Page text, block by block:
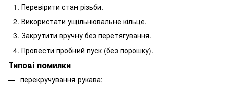
Перевірити стан різьби.
Використати ущільнювальне кільце.
Закрутити вручну без перетягування.
Провести пробний пуск (без порошку).
Типові помилки
перекручування рукава;